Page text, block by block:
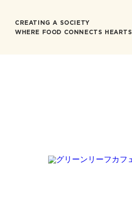
CREATING A SOCIETY
WHERE FOOD CONNECTS HEARTS